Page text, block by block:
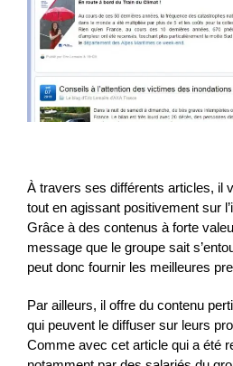
À travers ses différents articles, il
tout en agissant positivement sur
Grâce à des contenus à forte
message que le groupe sait
peut donc fournir les meilleures
Par ailleurs, il offre du contenu
qui peuvent le diffuser sur leurs
Comme avec cet article qui a été